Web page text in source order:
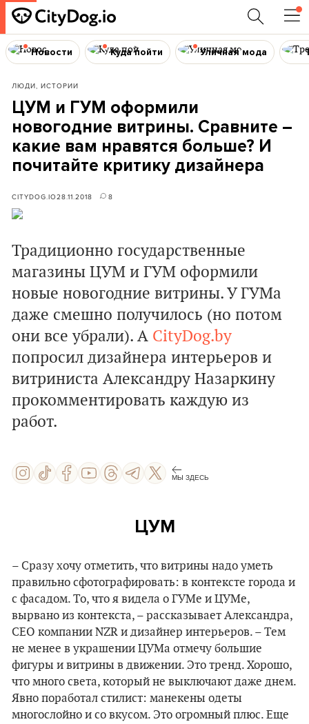
Новости Куда пойти Уличная мода
ЛЮДИ, ИСТОРИИ
ЦУМ и ГУМ оформили
новогодние витрины. Сравните –
какие вам нравятся больше? И
почитайте критику дизайнера
CITYDOG.IO28.11.2018 8
Традиционно государственные
магазины ЦУМ и ГУМ оформили
новые новогодние витрины. У ГУМа
даже смешно получилось (но потом
они все убрали). А CityDog.by
попросил дизайнера интерьеров и
витриниста Александру Назаркину
прокомментировать каждую из
работ.
МЫ ЗДЕСЬ
ЦУМ
– Сразу хочу отметить, что витрины надо уметь
правильно сфотографировать: в контексте города и
с фасадом. То, что я видела о ГУМе и ЦУМе,
вырвано из контекста, – рассказывает Александра,
CEO компании NZR и дизайнер интерьеров. – Тем
не менее в украшении ЦУМа отмечу большие
фигуры и витрины в движении. Это тренд. Хорошо,
что много света, который не выключают даже днем.
Явно поработал стилист: манекены одеты
многослойно и со вкусом. Это огромный плюс. Еще